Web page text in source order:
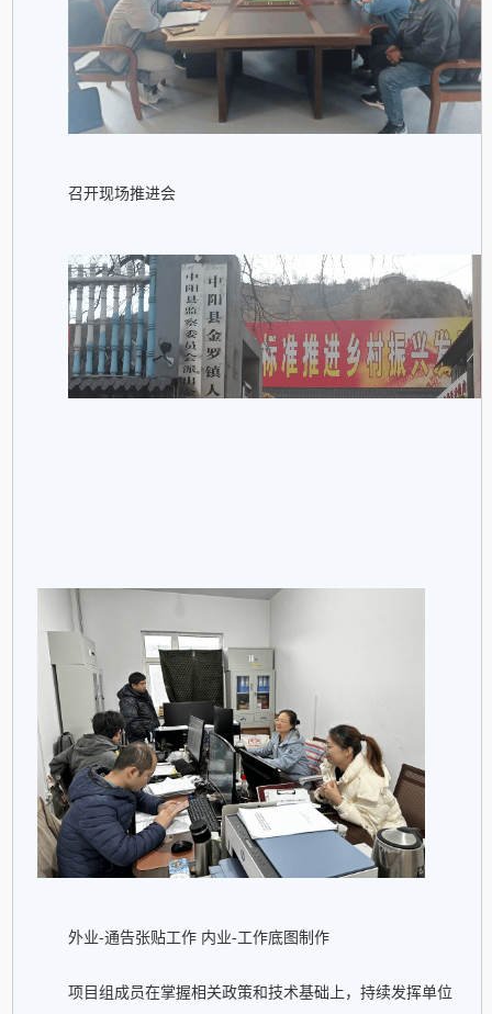
召开现场推进会
外业-通告张贴工作 内业-工作底图制作
项目组成员在掌握相关政策和技术基础上，持续发挥单位